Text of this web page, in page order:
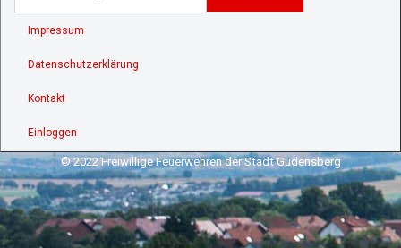
Impressum
Datenschutzerklärung
Kontakt
Einloggen
© 2022 Freiwillige Feuerwehren der Stadt Gudensberg